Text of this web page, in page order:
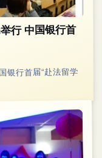
行 中国银行首
银行首届“赴法留学